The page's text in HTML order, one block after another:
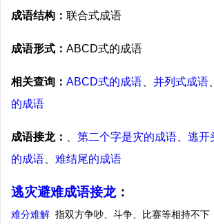
成语结构： 联合式成语
成语形式： ABCD式的成语
相关查询： ABCD式的成语 并列式成语
的成语
成语接龙： 第二个字是灾的成语 逃开
的成语
难结尾的成语
逃灾避难成语接龙：
难分难解 指双方争吵、斗争、比赛等相持不